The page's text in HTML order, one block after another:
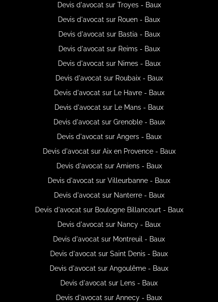
Devis d'avocat sur Troyes - Baux
Devis d'avocat sur Rouen - Baux
Devis d'avocat sur Bastia - Baux
Devis d'avocat sur Reims - Baux
Devis d'avocat sur Nimes - Baux
Devis d'avocat sur Roubaix - Baux
Devis d'avocat sur Le Havre - Baux
Devis d'avocat sur Le Mans - Baux
Devis d'avocat sur Grenoble - Baux
Devis d'avocat sur Angers - Baux
Devis d'avocat sur Aix en Provence - Baux
Devis d'avocat sur Amiens - Baux
Devis d'avocat sur Villeurbanne - Baux
Devis d'avocat sur Nanterre - Baux
Devis d'avocat sur Boulogne Billancourt - Baux
Devis d'avocat sur Nancy - Baux
Devis d'avocat sur Montreuil - Baux
Devis d'avocat sur Saint Denis - Baux
Devis d'avocat sur Angoulême - Baux
Devis d'avocat sur Lens - Baux
Devis d'avocat sur Annecy - Baux